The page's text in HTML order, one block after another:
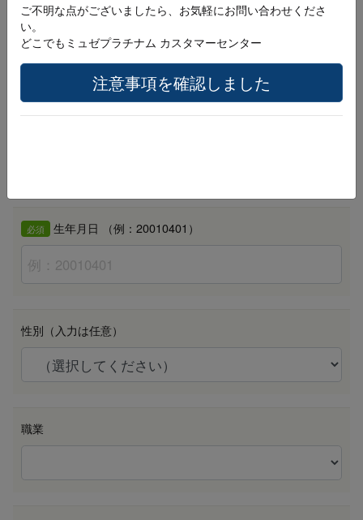
ご不明な点がございましたら、お気軽にお問い合わせくださ
い。
どこでもミュゼプラチナム カスタマーセンター
注意事項を確認しました
必須
必須 生年月日 （例：20010401）
性別（入力は任意）
職業